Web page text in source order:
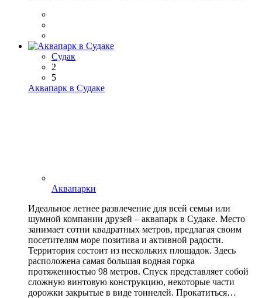
Судак
2
5
Аквапарк в Судаке
Аквапарки
Идеальное летнее развлечение для всей семьи или
шумной компании друзей – аквапарк в Судаке. Место
занимает сотни квадратных метров, предлагая своим
посетителям море позитива и активной радости.
Территория состоит из нескольких площадок. Здесь
расположена самая большая водная горка
протяженностью 98 метров. Спуск представляет собой
сложную винтовую конструкцию, некоторые части
дорожки закрытые в виде тоннелей. Прокатиться…